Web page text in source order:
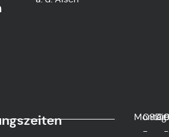
Montag
08:00
-
-